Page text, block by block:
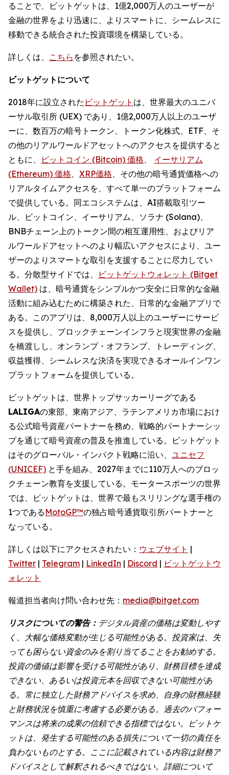
ることで、ビットゲットは、1億2,000万人のユーザーが
金融の世界をより迅速に、よりスマートに、シームレスに
移動できる統合された投資環境を構築している。
詳しくは、 こちら を参照されたい。
ビットゲットについて
2018年に設立された ビットゲット は、世界最大のユニバ
ーサル取引所 (UEX) であり、1億2,000万人以上のユーザ
ーに、数百万の暗号トークン、トークン化株式、ETF、そ
の他のリアルワールドアセットへのアクセスを提供すると
ともに、
ビットコイン (Bitcoin) 価格、 イーサリアム
(Ethereum) 価格、 XRP価格、その他の暗号通貨価格への
リアルタイムアクセスを、すべて単一のプラットフォーム
で提供している。同エコシステムは、AI搭載取引ツー
ル、ビットコイン、イーサリアム、ソラナ (Solana)、
BNBチェーン上のトークン間の相互運用性、およびリア
ルワールドアセットへのより幅広いアクセスにより、ユー
ザーのよりスマートな取引を支援することに尽力してい
る。分散型サイドでは、
ビットゲットウォレット (Bitget
Wallet) は、暗号通貨をシンプルかつ安全に日常的な金融
活動に組み込むために構築された、日常的な金融アプリで
ある。このアプリは、8,000万人以上のユーザーにサービ
スを提供し、ブロックチェーンインフラと現実世界の金融
を橋渡しし、オンランプ・オフランプ、トレーディング、
収益獲得、シームレスな決済を実現できるオールインワン
プラットフォームを提供している。
ビットゲットは、世界トップサッカーリーグである
LALIGAの東部、東南アジア、ラテンアメリカ市場におけ
る公式暗号資産パートナーを務め、戦略的パートナーシッ
プを通じて暗号資産の普及を推進している。ビットゲット
はそのグローバル・インパクト戦略に沿い、 ユニセフ
(UNICEF) と手を組み、2027年までに110万人へのブロッ
クチェーン教育を支援している。モータースポーツの世界
では、ビットゲットは、世界で最もスリリングな選手権の
1つである MotoGP™の独占暗号通貨取引所パートナーと
なっている。
詳しくは以下にアクセスされたい： ウェブサイト |
Twitter | Telegram | LinkedIn | Discord | ビットゲットウ
ォレット
報道担当者向け問い合わせ先： media@bitget.com
リスクについての警告： デジタル資産の価格は変動しやす
く、大幅な価格変動が生じる可能性がある。投資家は、失
っても困らない資金のみを割り当てることをお勧めする。
投資の価値は影響を受ける可能性があり、財務目標を達成
できない、あるいは投資元本を回収できない可能性があ
る。常に独立した財務アドバイスを求め、自身の財務経験
と財務状況を慎重に考慮する必要がある。過去のパフォー
マンスは将来の成果の信頼できる指標ではない。ビットゲ
ットは、発生する可能性のある損失について一切の責任を
負わないものとする。ここに記載されている内容は財務ア
ドバイスとして解釈されるべきではない。詳細について